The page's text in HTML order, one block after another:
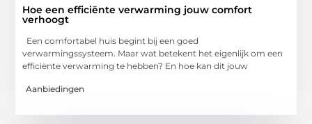
Hoe een efficiënte verwarming jouw comfort
verhoogt
Een comfortabel huis begint bij een goed
verwarmingssysteem. Maar wat betekent het eigenlijk om een
efficiënte verwarming te hebben? En hoe kan dit jouw
Aanbiedingen